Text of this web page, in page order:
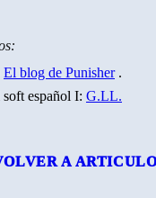
El blog de Punisher.
español I: G.LL.
A